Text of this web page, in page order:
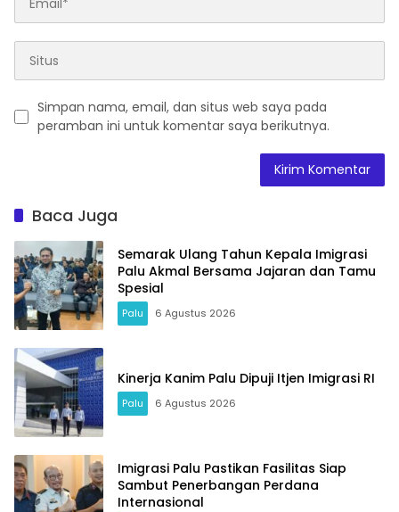
Simpan nama, email, dan situs web saya pada
peramban ini untuk komentar saya berikutnya.
Baca Juga
Semarak Ulang Tahun Kepala Imigrasi
Palu Akmal Bersama Jajaran dan Tamu
Spesial
Palu 6 Agustus 2026
Kinerja Kanim Palu Dipuji Itjen Imigrasi RI
Palu 6 Agustus 2026
Imigrasi Palu Pastikan Fasilitas Siap
Sambut Penerbangan Perdana
Internasional